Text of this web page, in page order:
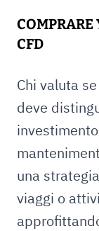
CFD
Chi valuta se
deve
una
viaggi o